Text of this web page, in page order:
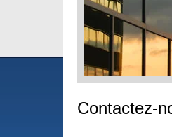
Contactez-